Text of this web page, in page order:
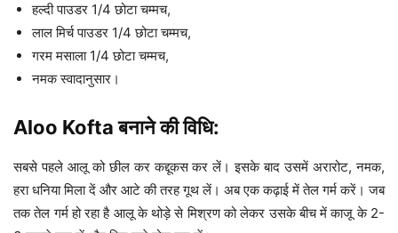
हल्दी पाउडर 1/4 छोटा चम्मच,
लाल मिर्च पाउडर 1/4 छोटा चम्मच,
गरम मसाला 1/4 छोटा चम्मच,
नमक स्वादानुसार।
Aloo Kofta बनाने की विधि:
सबसे पहले आलू को छील कर कद्दूकस कर लें। इसके बाद उसमें अरारोट, नमक,
हरा धनिया मिला दें और आटे की तरह गूथ लें। अब एक कढ़ाई में तेल गर्म करें। जब
तक तेल गर्म हो रहा है आलू के थोड़े से मिश्रण को लेकर उसके बीच में काजू के 2-